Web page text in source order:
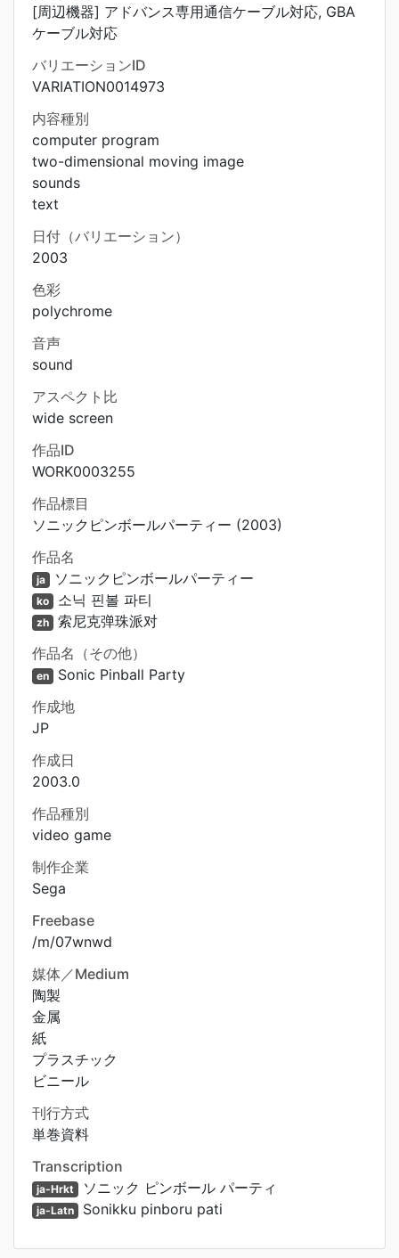
[周辺機器] アドバンス専用通信ケーブル対応, GBA
ケーブル対応
バリエーションID
VARIATION0014973
内容種別
computer program
two-dimensional moving image
sounds
text
日付（バリエーション）
2003
色彩
polychrome
音声
sound
アスペクト比
wide screen
作品ID
WORK0003255
作品標目
ソニックピンボールパーティー (2003)
作品名
ja ソニックピンボールパーティー
ko 소닉 핀볼 파티
zh 索尼克弹珠派对
作品名（その他）
en Sonic Pinball Party
作成地
JP
作成日
2003.0
作品種別
video game
制作企業
Sega
Freebase
/m/07wnwd
媒体／Medium
陶製
金属
紙
プラスチック
ビニール
刊行方式
単巻資料
Transcription
ja-Hrkt ソニック ピンボール パーティ
ja-Latn Sonikku pinboru pati